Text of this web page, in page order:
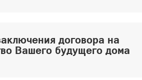
договора на
Вашего будущего дома